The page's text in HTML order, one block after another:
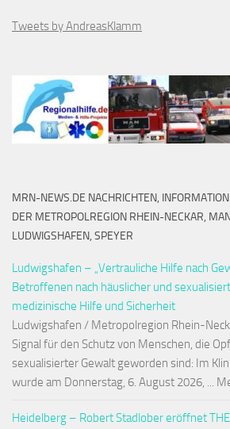
Tweets by AndreasKlamm
MRN-NEWS.DE NACHRICHTEN,
DER METROPOLREGION RHEIN-NECKAR,
LUDWIGSHAFEN, SPEYER
Ludwigshafen – „Vertrauliche Hilfe nach
Betroffenen nach häuslicher und
medizinische Hilfe und Sicherheit
Ludwigshafen / Metropolregion Rhein-
Signal für den Schutz von Menschen, die
sexualisierter Gewalt geworden sind: Im
wurde am Donnerstag, 6. August 2026, ...
Heidelberg – Robert Stadlober eröffnet